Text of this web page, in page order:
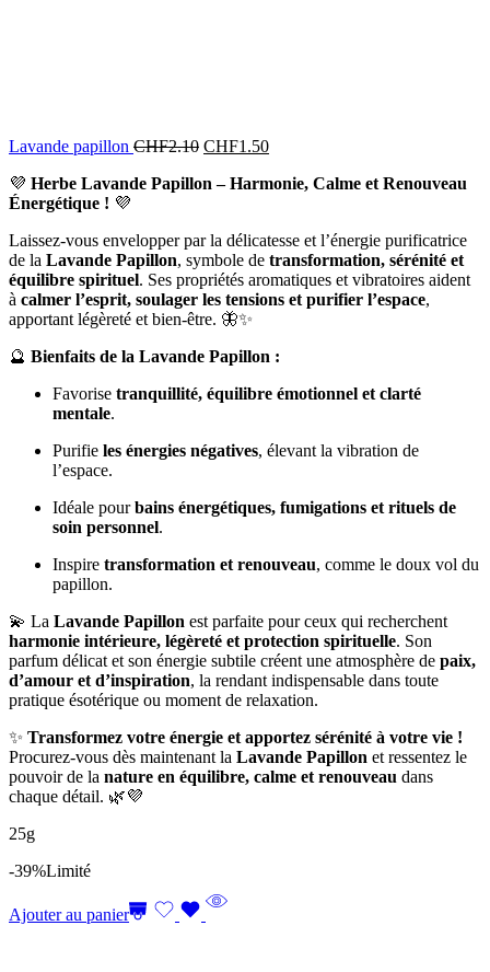
Lavande papillon CHF2.10 CHF1.50
💜 Herbe Lavande Papillon – Harmonie, Calme et Renouveau
Énergétique ! 💜
Laissez-vous envelopper par la délicatesse et l’énergie purificatrice
de la Lavande Papillon, symbole de transformation, sérénité et
équilibre spirituel. Ses propriétés aromatiques et vibratoires aident
à calmer l’esprit, soulager les tensions et purifier l’espace,
apportant légèreté et bien-être. 🦋✨
🔮 Bienfaits de la Lavande Papillon :
Favorise tranquillité, équilibre émotionnel et clarté
mentale.
Purifie les énergies négatives, élevant la vibration de
l’espace.
Idéale pourbains énergétiques, fumigations et rituels de
soin personnel.
Inspire transformation et renouveau, comme le doux vol du
papillon.
💫 La Lavande Papillon est parfaite pour ceux qui recherchent
harmonie intérieure, légèreté et protection spirituelle. Son
parfum délicat et son énergie subtile créent une atmosphère de paix,
d’amour et d’inspiration, la rendant indispensable dans toute
pratique ésotérique ou moment de relaxation.
✨ Transformez votre énergie et apportez sérénité à votre vie !
Procurez-vous dès maintenant la Lavande Papillon et ressentez le
pouvoir de la nature en équilibre, calme et renouveau dans
chaque détail. 🌿💜
25g
-39%Limité
Ajouter au panier